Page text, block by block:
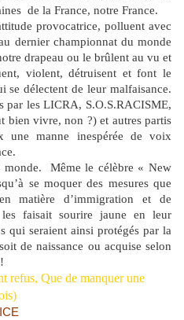
de la France, notre France.
provocatrice, polluent avec
dernier championnat du monde
drapeau ou le brûlent au vu et
violent, détruisent et font le
se délectent de leur malfaisance.
par les LICRA, S.O.S.RACISME,
vivre, non ?) et autres partis
manne inespérée de voix
monde.
Même le célèbre « New
se moquer des mesures que
matière d’immigration et de
faisait sourire jaune en leur
qui seraient ainsi protégés par la
de naissance ou acquise selon
refus, Que de manquer une